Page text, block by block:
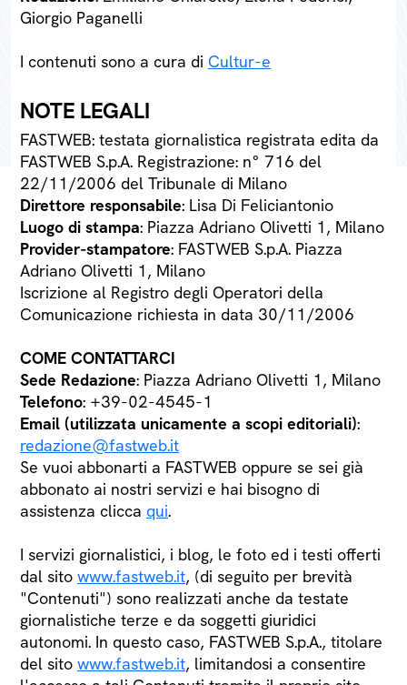
Giorgio Paganelli
I contenuti sono a cura di Cultur-e
NOTE LEGALI
FASTWEB: testata giornalistica registrata edita da
FASTWEB S.p.A. Registrazione: n° 716 del
22/11/2006 del Tribunale di Milano
Direttore responsabile: Lisa Di Feliciantonio
Luogo di stampa: Piazza Adriano Olivetti 1, Milano
Provider-stampatore: FASTWEB S.p.A. Piazza
Adriano Olivetti 1, Milano
Iscrizione al Registro degli Operatori della
Comunicazione richiesta in data 30/11/2006
COME CONTATTARCI
Sede Redazione: Piazza Adriano Olivetti 1, Milano
Telefono: +39-02-4545-1
Email (utilizzata unicamente a scopi editoriali):
redazione@fastweb.it
Se vuoi abbonarti a FASTWEB oppure se sei già
abbonato ai nostri servizi e hai bisogno di
assistenza clicca qui.
I servizi giornalistici, i blog, le foto ed i testi offerti
dal sito www.fastweb.it, (di seguito per brevità
"Contenuti") sono realizzati anche da testate
giornalistiche terze e da soggetti giuridici
autonomi. In questo caso, FASTWEB S.p.A., titolare
del sito www.fastweb.it, limitandosi a consentire